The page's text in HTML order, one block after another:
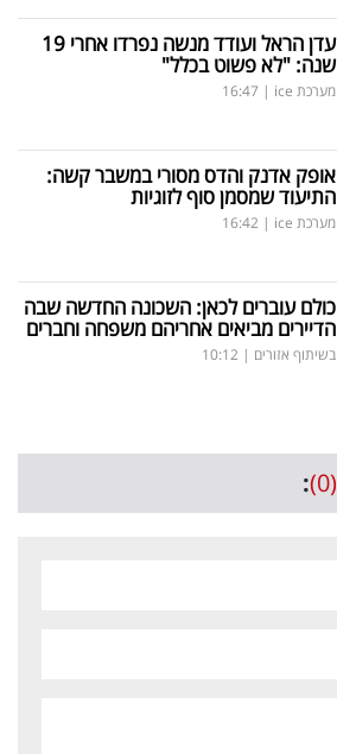
עדן הראל ועודד מנשה נפרדו אחרי 19
שנה: "לא פשוט בכלל"
מערכת ice |
16:47
אופק אדנק והדס מסורי במשבר קשה:
התיעוד שמסמן סוף לזוגיות
מערכת ice |
16:42
כולם עוברים לכאן: השכונה החדשה שבה
הדיירים מביאים אחריהם משפחה וחברים
בשיתוף אזורים |
10:12
(0)
: